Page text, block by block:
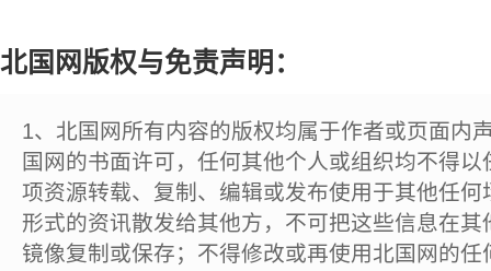
北国网版权与免责声明：
1、北国网所有内容的版权均属于作者或页面内
国网的书面许可，任何其他个人或组织均不得
项资源转载、复制、编辑或发布使用于其他任
形式的资讯散发给其他方，不可把这些信息在
镜像复制或保存；不得修改或再使用北国网的